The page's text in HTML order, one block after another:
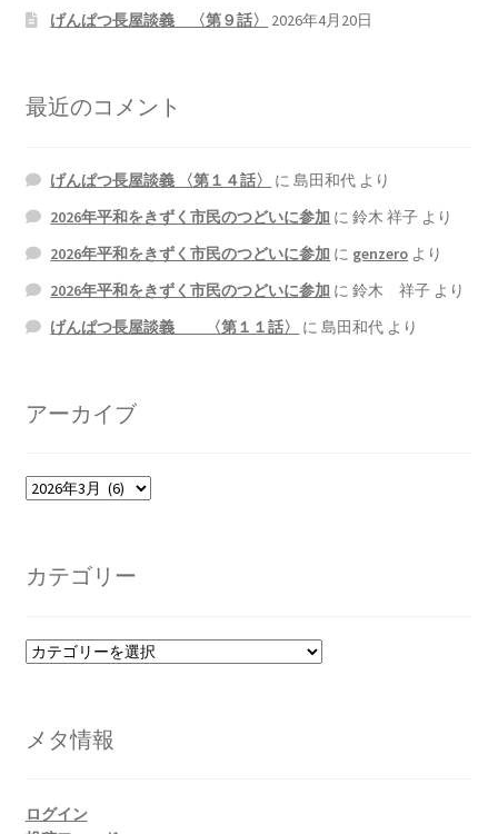
問合せ・メルマガ
げんぱつ長屋談義 〈第９話〉
2026年4月20日
最近のコメント
げんぱつ長屋談義 〈第１４話〉 に島田和代 より
2026年平和をきずく市民のつどいに参加 に鈴木 祥子 より
2026年平和をきずく市民のつどいに参加 に genzero より
2026年平和をきずく市民のつどいに参加 に鈴木 祥子 より
げんぱつ長屋談義 〈第１１話〉
に島田和代 より
アーカイブ
ア
ブ
カテゴリー
カ
ー
メタ情報
ログイン